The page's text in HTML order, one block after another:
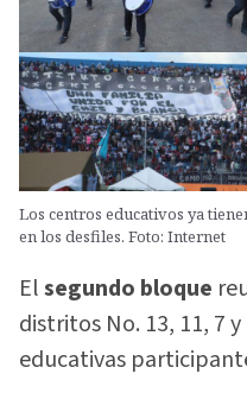
Los centros educativos ya
en los desfiles. Foto: Internet
Elsegundo bloque
distritos No. 13, 11, 7
educativas